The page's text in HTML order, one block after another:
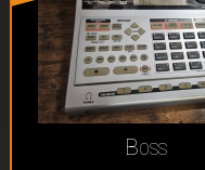
Boss